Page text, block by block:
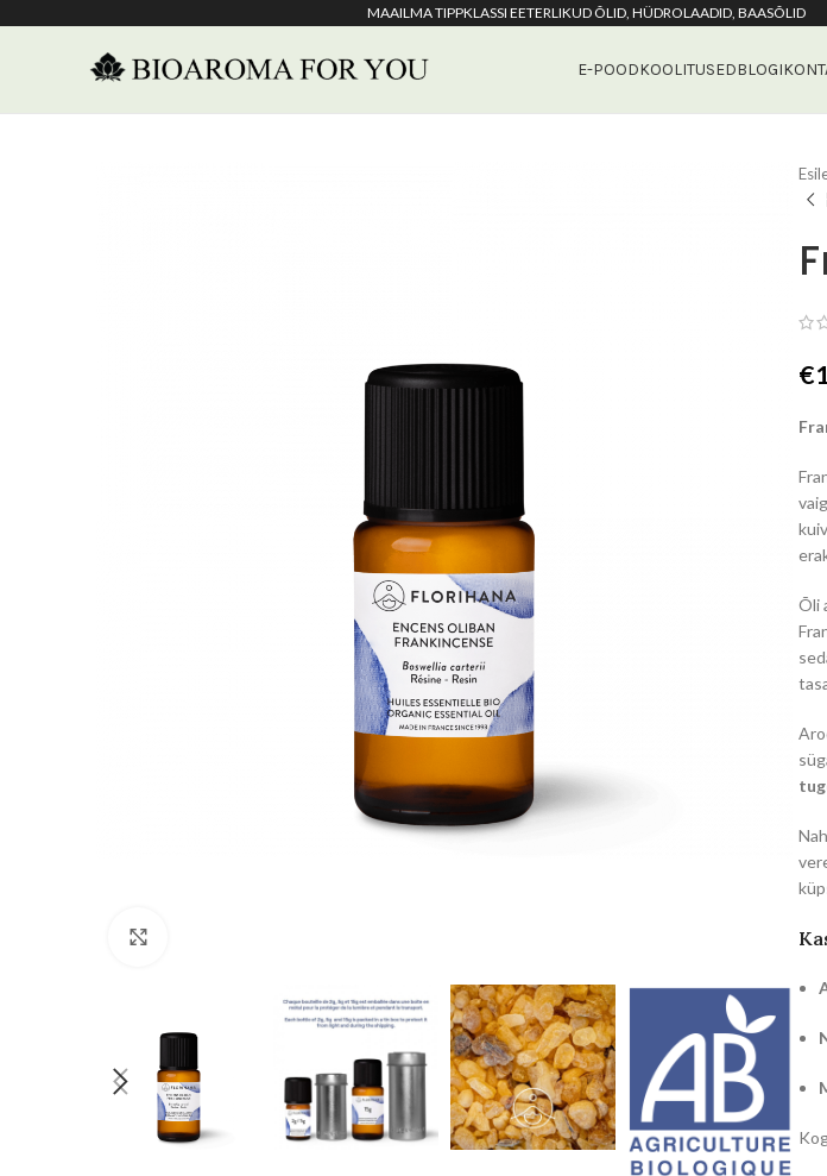
MAAILMA TIPPKLASSI EETERLIKUD ÕLID, HÜDROLAADID, BAASÕLID
E-POODKOOLITUSEDBLOGI
€
Õli